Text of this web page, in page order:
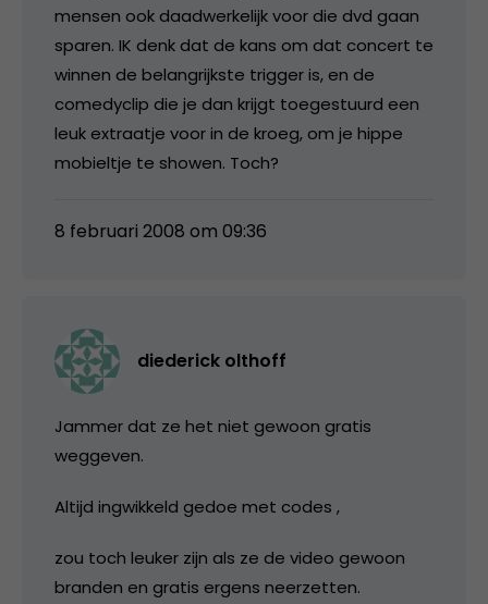
mensen ook daadwerkelijk voor die dvd gaan
sparen. IK denk dat de kans om dat concert te
winnen de belangrijkste trigger is, en de
comedyclip die je dan krijgt toegestuurd een
leuk extraatje voor in de kroeg, om je hippe
mobieltje te showen. Toch?
8 februari 2008 om 09:36
diederick olthoff
Jammer dat ze het niet gewoon gratis
weggeven.
Altijd ingwikkeld gedoe met codes ,
zou toch leuker zijn als ze de video gewoon
branden en gratis ergens neerzetten.